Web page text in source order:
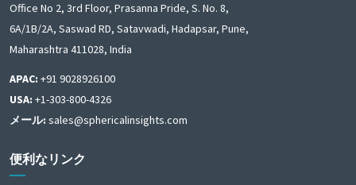
Office No 2, 3rd Floor, Prasanna Pride, S. No. 8,
6A/1B/2A, Saswad RD, Satavwadi, Hadapsar, Pune,
Maharashtra 411028, India
APAC: +91 9028926100
USA: +1-303-800-4326
メール: sales@sphericalinsights.com
便利なリンク